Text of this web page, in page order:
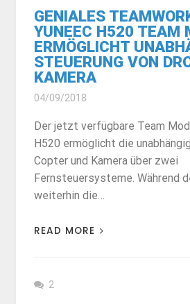
GENIALES
YUNEEC H520 TEAM
ERMÖGLICHT
STEUERUNG VON
KAMERA
04/09/2018
Der jetzt verfügbare Team
H520 ermöglicht die
Copter und Kamera über zwei
Fernsteuersysteme. Während
weiterhin die…
READ MORE
2